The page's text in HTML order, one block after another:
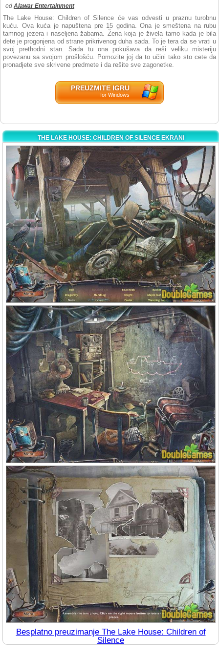
od Alawar Entertainment
The Lake House: Children of Silence će vas odvesti u praznu turobnu
kuću. Ova kuća je napuštena pre 15 godina. Ona je smeštena na rubu
tamnog jezera i naseljena žabama. Žena koja je živela tamo kada je bila
dete je progonjena od strane prikrivenog duha sada. To je tera da se vrati u
svoj prethodni stan. Sada tu ona pokušava da reši veliku misteriju
povezanu sa svojom prošlošću. Pomozite joj da to učini tako sto cete da
pronadjete sve skrivene predmete i da rešite sve zagonetke.
PREUZMITE IGRU
for Windows
THE LAKE HOUSE: CHILDREN OF SILENCE EKRANI
Besplatno preuzimanje The Lake House: Children of
Silence